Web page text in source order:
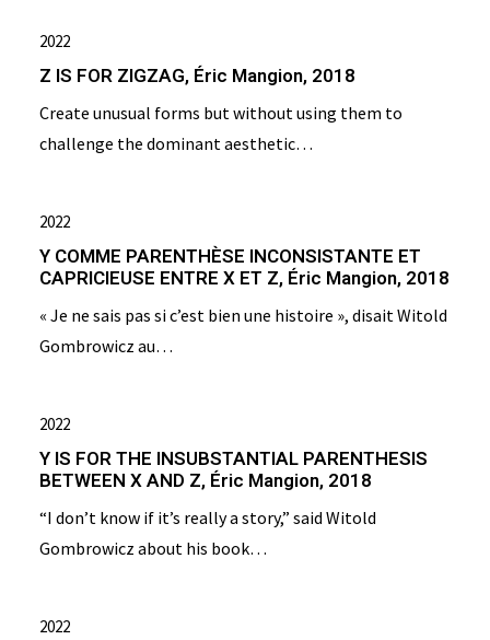
2022
Z IS FOR ZIGZAG, Éric Mangion, 2018
Create unusual forms but without using them to
challenge the dominant aesthetic…
2022
Y COMME PARENTHÈSE INCONSISTANTE ET
CAPRICIEUSE ENTRE X ET Z, Éric Mangion, 2018
« Je ne sais pas si c’est bien une histoire », disait Witold
Gombrowicz au…
2022
Y IS FOR THE INSUBSTANTIAL PARENTHESIS
BETWEEN X AND Z, Éric Mangion, 2018
“I don’t know if it’s really a story,” said Witold
Gombrowicz about his book…
2022